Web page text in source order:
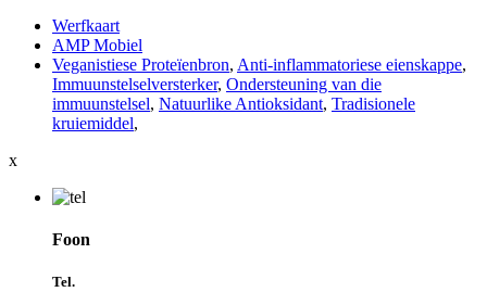
Werfkaart
AMP Mobiel
Veganistiese Proteïenbron, Anti-inflammatoriese eienskappe,
Immuunstelselversterker, Ondersteuning van die
immuunstelsel, Natuurlike Antioksidant, Tradisionele
kruiemiddel,
x
Foon
Tel.